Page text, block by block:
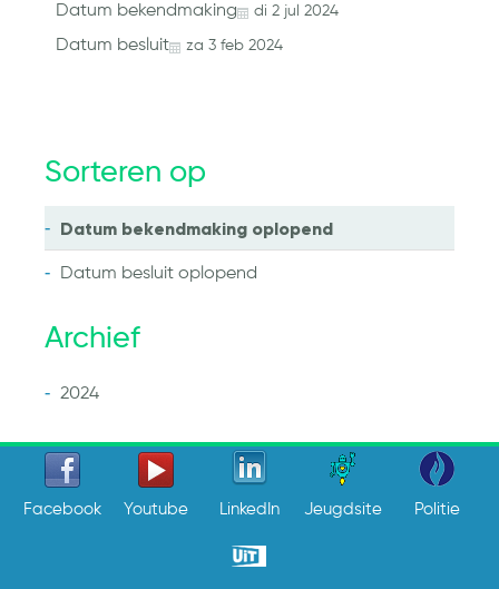
Datum bekendmaking di 2 jul 2024
Datum besluit za 3 feb 2024
Sorteren op
Datum bekendmaking oplopend
Datum besluit oplopend
Archief
2024
Facebook Youtube LinkedIn Jeugdsite Politie